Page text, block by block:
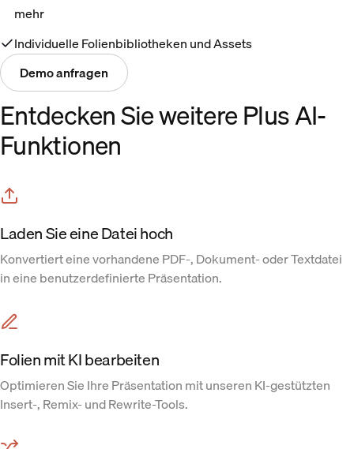
mehr
Individuelle Folienbibliotheken und Assets
Demo anfragen
Entdecken Sie weitere Plus AI-
Funktionen
Laden Sie eine Datei hoch
Konvertiert eine vorhandene PDF-, Dokument- oder Textdatei
in eine benutzerdefinierte Präsentation.
Folien mit KI bearbeiten
Optimieren Sie Ihre Präsentation mit unseren KI-gestützten
Insert-, Remix- und Rewrite-Tools.